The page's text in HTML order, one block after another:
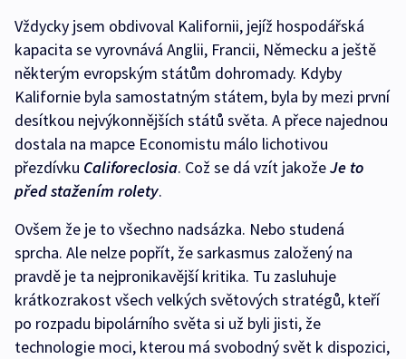
Vždycky jsem obdivoval Kalifornii, jejíž hospodářská
kapacita se vyrovnává Anglii, Francii, Německu a ještě
některým evropským státům dohromady. Kdyby
Kalifornie byla samostatným státem, byla by mezi první
desítkou nejvýkonnějších států světa. A přece najednou
dostala na mapce Economistu málo lichotivou
přezdívku Califoreclosia. Což se dá vzít jakožeJe to
před stažením rolety.
Ovšem že je to všechno nadsázka. Nebo studená
sprcha. Ale nelze popřít, že sarkasmus založený na
pravdě je ta nejpronikavější kritika. Tu zasluhuje
krátkozrakost všech velkých světových stratégů, kteří
po rozpadu bipolárního světa si už byli jisti, že
technologie moci, kterou má svobodný svět k dispozici,